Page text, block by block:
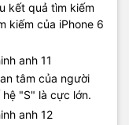
kết quả tìm kiếm
kiếm của iPhone 6
tâm của người
"S" là cực lớn.